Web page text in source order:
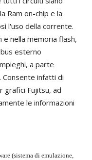
Ram on-chip e la
l'uso della corrente.
e nella memoria flash,
esterno
a parte
Consente infatti di
grafici Fujitsu, ad
le informazioni
(sistema di emulazione,